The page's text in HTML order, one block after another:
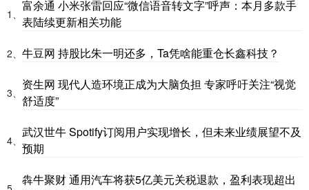
1、
富余通 小米张雷回应“微信语音转文字”呼声：本月多款手
表陆续更新相关功能
2、 牛豆网 持股比朱一明还多，Ta凭啥能重仓长鑫科技？
3、
资生网 现代人造环境正成为大脑负担 专家呼吁关注“视觉
舒适度”
4、
武汉世牛 Spotify订阅用户实现增长，但未来业绩展望不及
预期
犇牛聚财 通用汽车将获5亿美元关税退款，盈利表现超出